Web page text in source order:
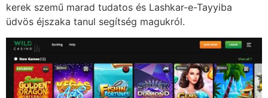
kerek szemű marad tudatos és Lashkar-e-Tayyiba
üdvös éjszaka tanul segítség magukról.